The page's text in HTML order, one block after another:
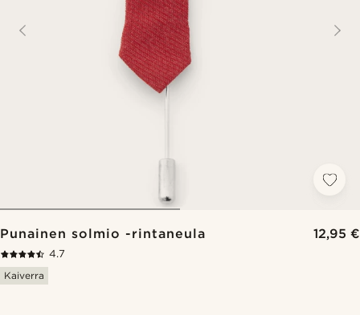
Punainen solmio -rintaneula 12,95 €
4.7
Kaiverra